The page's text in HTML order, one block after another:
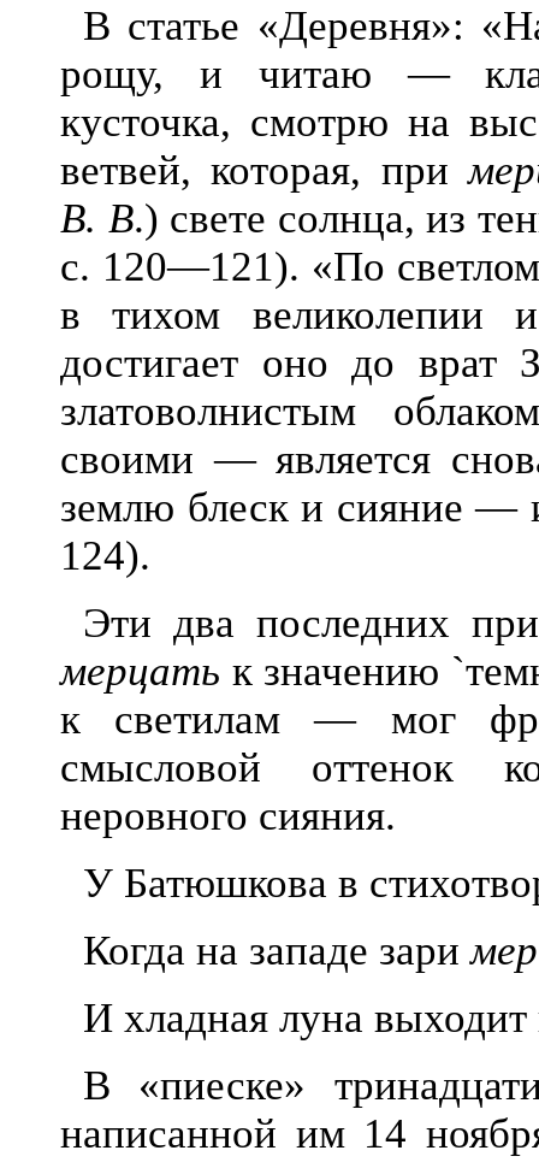
В статье «Деревня»:
рощу, и читаю —
кусточка, смотрю на
ветвей, которая, при
В. В.) свете солнца, из
с. 120—121). «По
в тихом великолепии
достигает оно до
златоволнистым
своими — является
землю блеск и сияние —
124).
Эти два последних
мерцать к значению
к светилам — мог
смысловой оттенок
неровного сияния.
У Батюшкова в
Когда на западе зари
И хладная луна выходит
В «пиеске»
написанной им 14